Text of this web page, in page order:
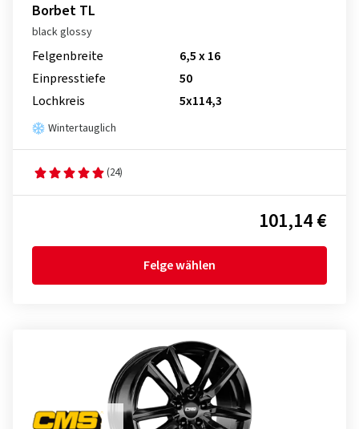
Borbet TL
black glossy
Felgenbreite
6,5 x 16
Einpresstiefe
50
Lochkreis
5x114,3
Wintertauglich
(24)
101,14 €
Felge wählen